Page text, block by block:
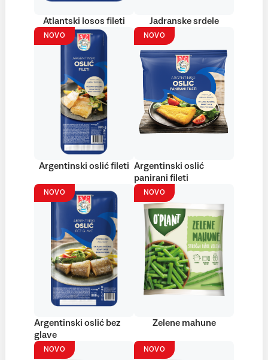
Atlantski losos fileti Jadranske srdele
NOVO
Argentinski oslić fileti
NOVO
Argentinski oslić
panirani fileti
NOVO
Argentinski oslić bez
glave
NOVO
Zelene mahune
NOVO NOVO